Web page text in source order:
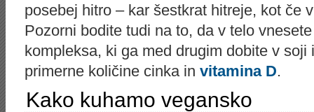
posebej hitro – kar šestkrat hitreje, kot če
Pozorni bodite tudi na to, da v telo
kompleksa, ki ga med drugim dobite v
primerne količine cinka in vitamina D.
Kako kuhamo vegansko